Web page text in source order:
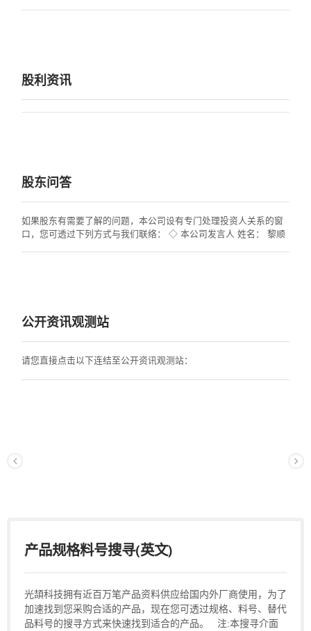
股利资讯
股东问答
如果股东有需要了解的问题，本公司设有专门处理投资人关系的窗
口，您可透过下列方式与我们联络： ◇ 本公司发言人 姓名： 黎顺
失，以及其他有关股务作业的问题，请洽询本公司之股务代理机
构。 ◇ 宏远证券股份有限公司 地址：台北市信义路4段236号3楼
电话：02-2700-8899 传真：02-2709-7243
公开资讯观测站
请您直接点击以下连结至公开资讯观测站：
产品规格料号搜寻(英文)
光頡科技拥有近百万笔产品资料供应给国内外厂商使用，为了
加速找到您采购合适的产品，现在您可透过规格、料号、替代
品料号的搜寻方式来快速找到适合的产品。 注:本搜寻介面